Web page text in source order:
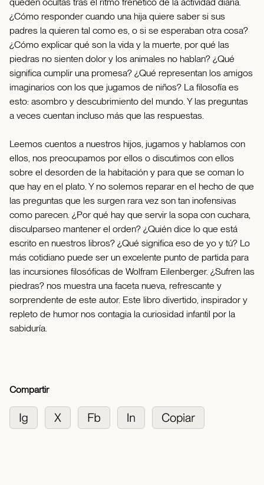
queden ocultas tras el ritmo frenético de la actividad diaria.
¿Cómo responder cuando una hija quiere saber si sus
padres la quieren tal como es, o si se esperaban otra cosa?
¿Cómo explicar qué son la vida y la muerte, por qué las
piedras no sienten dolor y los animales no hablan? ¿Qué
significa cumplir una promesa? ¿Qué representan los amigos
imaginarios con los que jugamos de niños? La filosofía es
esto: asombro y descubrimiento del mundo. Y las preguntas
a veces cuentan incluso más que las respuestas.
Leemos cuentos a nuestros hijos, jugamos y hablamos con
ellos, nos preocupamos por ellos o discutimos con ellos
sobre el desorden de la habitación y para que se coman lo
que hay en el plato. Y no solemos reparar en el hecho de que
las preguntas que les surgen rara vez son tan inofensivas
como parecen. ¿Por qué hay que servir la sopa con cuchara,
disculparseo mantener el orden? ¿Quién dice lo que está
escrito en nuestros libros? ¿Qué significa eso de yo y tú? Lo
más cotidiano puede ser un excelente punto de partida para
las incursiones filosóficas de Wolfram Eilenberger. ¿Sufren las
piedras? nos muestra una faceta nueva, refrescante y
sorprendente de este autor. Este libro divertido, inspirador y
repleto de humor nos contagia la curiosidad infantil por la
sabiduría.
Compartir